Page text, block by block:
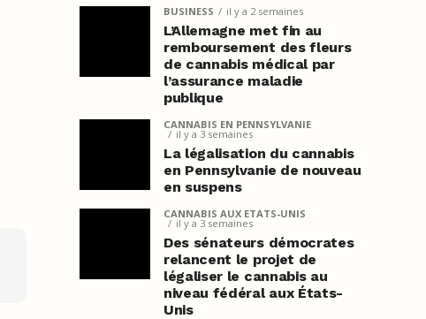
BUSINESS il y a 2 semaines
L’Allemagne met fin au
remboursement des fleurs
de cannabis médical par
l’assurance maladie
publique
CANNABIS EN PENNSYLVANIE
il y a 3 semaines
La légalisation du cannabis
en Pennsylvanie de nouveau
en suspens
CANNABIS AUX ETATS-UNIS
il y a 3 semaines
Des sénateurs démocrates
relancent le projet de
légaliser le cannabis au
niveau fédéral aux États-
Unis